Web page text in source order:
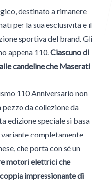
destinato a rimanere
per la sua esclusività e il
sportiva del brand. Gli
appena 110.Ciascuno di
candeline che Maserati
110 Anniversario non
pezzo da collezione da
edizione speciale si basa
completamente
che porta con sé un
motori elettrici che
impressionante di